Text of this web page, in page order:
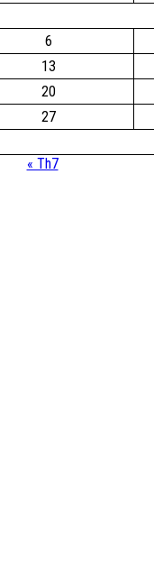
6
13
20
27
« Th7